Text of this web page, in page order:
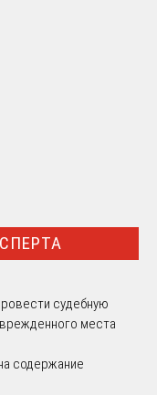
судебную
места
содержание